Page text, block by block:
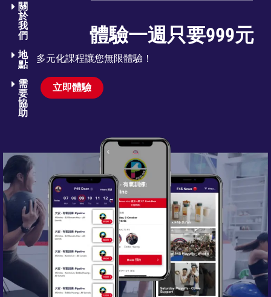
關
於
我
們​
地
點
需
要
協
助​
體驗一週只要999元
多元化課程讓您無限體驗！
立即體驗